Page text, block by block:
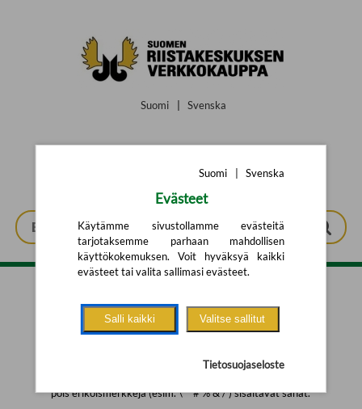
Suomi Svenska
Tarkennettu haku
pois erikoismerkkejä (esim. \' " # % & / ) sisältävät sanat.
Suomi Svenska
Evästeet
Käytämme sivustollamme evästeitä
tarjotaksemme parhaan mahdollisen
käyttökokemuksen. Voit hyväksyä kaikki
evästeet tai valita sallimasi evästeet.
Salli kaikki Valitse sallitut
Tietosuojaseloste